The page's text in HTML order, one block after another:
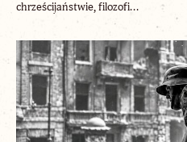
chrześcijaństwie, filozofi...